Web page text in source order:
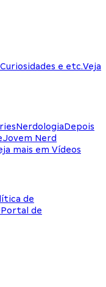
Curiosidades e etc.Veja
NerdologiaDepois
Jovem Nerd
mais em Vídeos
de
Portal de